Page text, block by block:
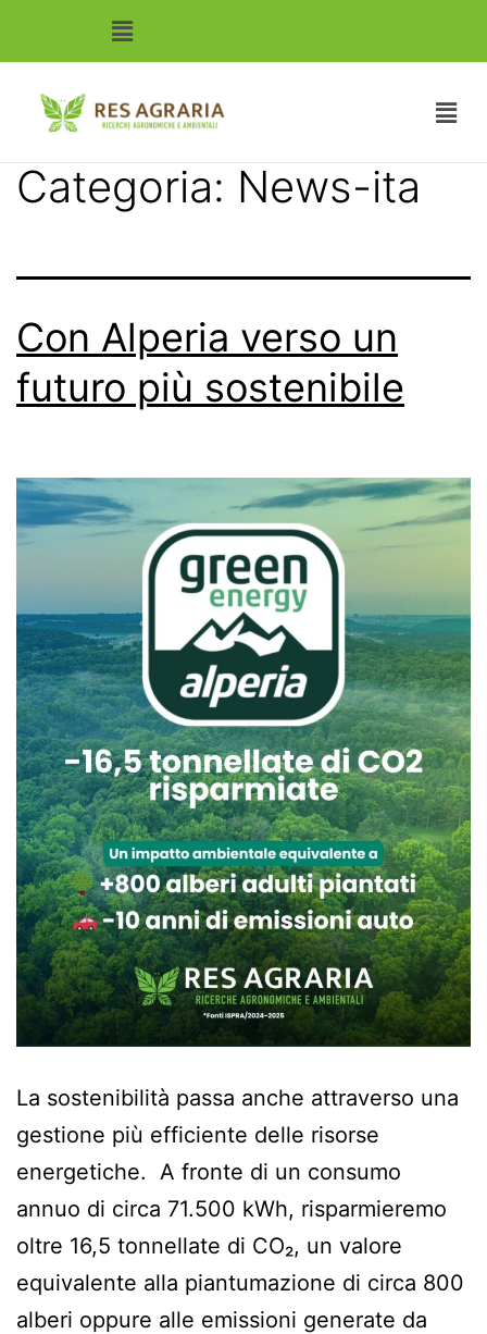
Categoria: News-ita
Con Alperia verso un
futuro più sostenibile
La sostenibilità passa anche attraverso una
gestione più efficiente delle risorse
energetiche. A fronte di un consumo
annuo di circa 71.500 kWh, risparmieremo
oltre 16,5 tonnellate di CO₂, un valore
equivalente alla piantumazione di circa 800
alberi oppure alle emissioni generate da